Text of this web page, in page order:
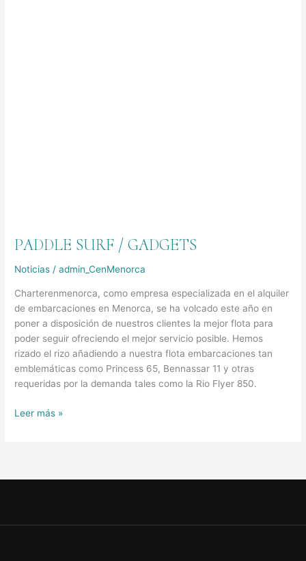
PADDLE SURF / GADGETS
Noticias /admin_CenMenorca
Charterenmenorca, como empresa especializada en el alquiler
de embarcaciones en Menorca, se ha volcado este año en
poner a disposición de nuestros clientes la mejor flota para
poder seguir ofreciendo el mejor servicio posible. Hemos
rizado el rizo añadiendo a nuestra flota embarcaciones tan
emblemáticas como Princess 65, Bennassar 11 y otras
requeridas por la demanda tales como la Rio Flyer 850.
Leer más »